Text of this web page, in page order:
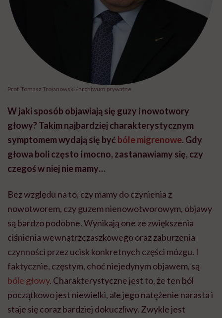
Prof. Tomasz Trojanowski / archiwum prywatne
W jaki sposób objawiają się guzy i nowotwory
głowy? Takim najbardziej charakterystycznym
symptomem wydają się być bóle migrenowe. Gdy
głowa boli często i mocno, zastanawiamy się, czy
czegoś w niej nie mamy…
Bez względu na to, czy mamy do czynienia z
nowotworem, czy guzem nienowotworowym, objawy
są bardzo podobne. Wynikają one ze zwiększenia
ciśnienia wewnątrzczaszkowego oraz zaburzenia
czynności przez ucisk konkretnych części mózgu. I
faktycznie, częstym, choć niejedynym objawem, są
bóle głowy. Charakterystyczne jest to, że ten ból
początkowo jest niewielki, ale jego natężenie narasta i
staje się coraz bardziej dokuczliwy. Zwykle jest